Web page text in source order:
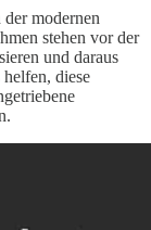
modernen
stehen vor der
und daraus
diese